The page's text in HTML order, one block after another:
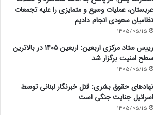
عربستان، عملیات وسیع و متمایزی را علیه تجمعات
نظامیان سعودی انجام دادیم
1405/05/15
رییس ستاد مرکزی اربعین: اربعین ۱۴۰۵ در بالاترین
سطح امنیت برگزار شد
1405/05/15
نهادهای حقوق بشری: قتل خبرنگار لبنانی توسط
اسرائیل جنایت جنگی است
1405/05/15